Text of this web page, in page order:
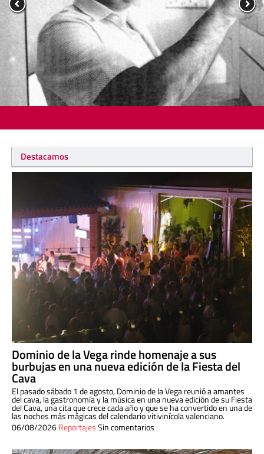
Destacamos
Dominio de la Vega rinde homenaje a sus
burbujas en una nueva edición de la Fiesta del
Cava
El pasado sábado 1 de agosto, Dominio de la Vega reunió a amantes
del cava, la gastronomía y la música en una nueva edición de su Fiesta
del Cava, una cita que crece cada año y que se ha convertido en una de
las noches más mágicas del calendario vitivinícola valenciano.
06/08/2026ReportajesSin comentarios